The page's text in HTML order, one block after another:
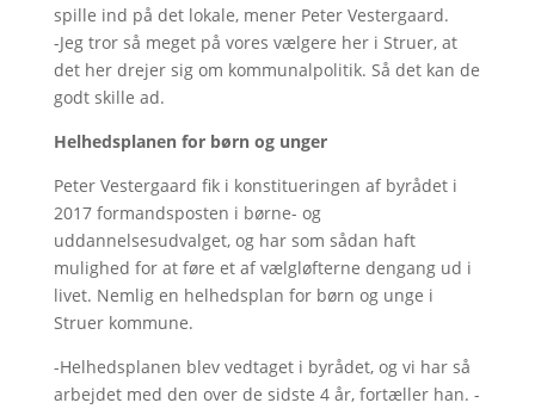
spille ind på det lokale, mener Peter Vestergaard.
-Jeg tror så meget på vores vælgere her i Struer, at
det her drejer sig om kommunalpolitik. Så det kan de
godt skille ad.
Helhedsplanen for børn og unger
Peter Vestergaard fik i konstitueringen af byrådet i
2017 formandsposten i børne- og
uddannelsesudvalget, og har som sådan haft
mulighed for at føre et af vælgløfterne dengang ud i
livet. Nemlig en helhedsplan for børn og unge i
Struer kommune.
-Helhedsplanen blev vedtaget i byrådet, og vi har så
arbejdet med den over de sidste 4 år, fortæller han. -